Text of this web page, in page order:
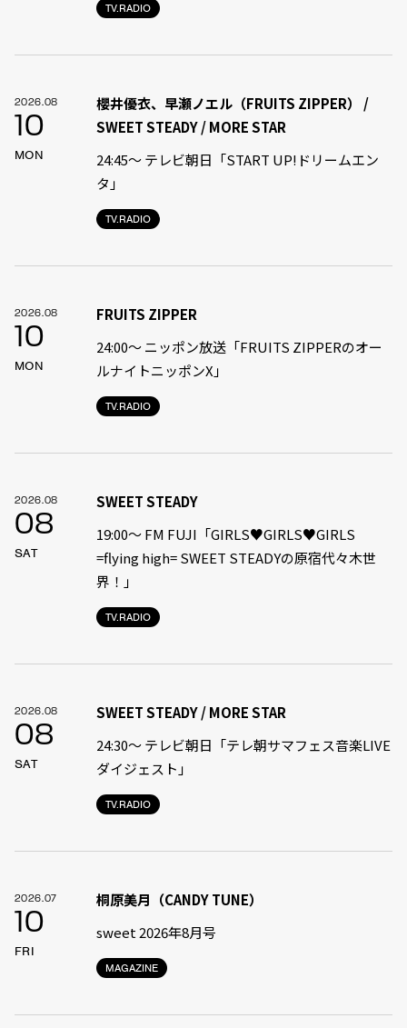
TV.RADIO
2026.08
10
MON
TV.RADIO
櫻井優衣、早瀬ノエル（FRUITS ZIPPER） /
SWEET STEADY / MORE STAR
24:45〜 テレビ朝日「START UP!ドリームエン
タ」
2026.08
10
MON
TV.RADIO
FRUITS ZIPPER
24:00〜 ニッポン放送「FRUITS ZIPPERのオー
ルナイトニッポンX」
2026.08
08
SAT
TV.RADIO
SWEET STEADY
19:00〜 FM FUJI「GIRLS♥GIRLS♥GIRLS
=flying high= SWEET STEADYの原宿代々木世
界！」
2026.08
08
SAT
TV.RADIO
SWEET STEADY / MORE STAR
24:30〜 テレビ朝日「テレ朝サマフェス音楽LIVE
ダイジェスト」
2026.07
10
FRI
MAGAZINE
桐原美月（CANDY TUNE）
sweet 2026年8月号